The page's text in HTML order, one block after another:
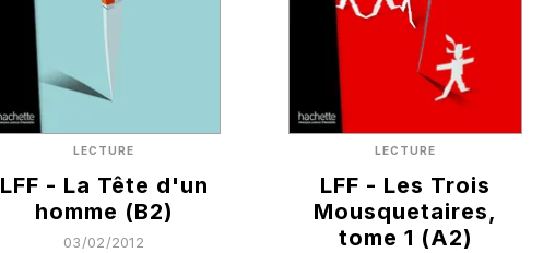
LECTURE
LFF - La Tête d'un
homme (B2)
03/02/2012
LECTURE
LFF - Les Trois
Mousquetaires,
tome 1 (A2)